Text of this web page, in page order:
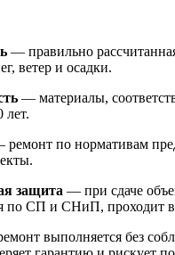
— правильно
ветер и осадки.
— материалы,
лет.
по нормативам
защита — при сдаче
по СП и СНиП, проходит
выполняется без